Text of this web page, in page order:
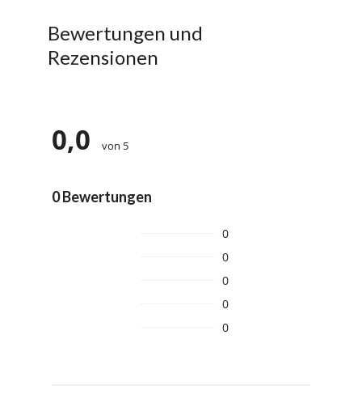
Bewertungen und
Rezensionen
0,0 von 5
0 Bewertungen
0
0
0
0
0